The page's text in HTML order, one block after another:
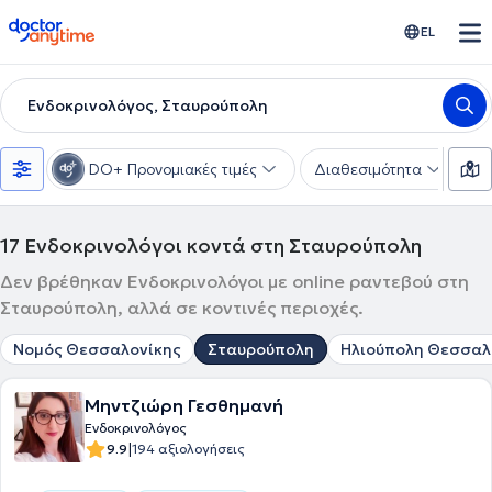
doctoranytime EL
Ενδοκρινολόγος, Σταυρούπολη
DO+ Προνομιακές τιμές Διαθεσιμότητα
17 Ενδοκρινολόγοι κοντά στη Σταυρούπολη
Δεν βρέθηκαν Ενδοκρινολόγοι με online ραντεβού στη
Σταυρούπολη, αλλά σε κοντινές περιοχές.
Νομός Θεσσαλονίκης Σταυρούπολη Ηλιούπολη
Μηντζιώρη Γεσθημανή
Ενδοκρινολόγος
9.9|194 αξιολογήσεις